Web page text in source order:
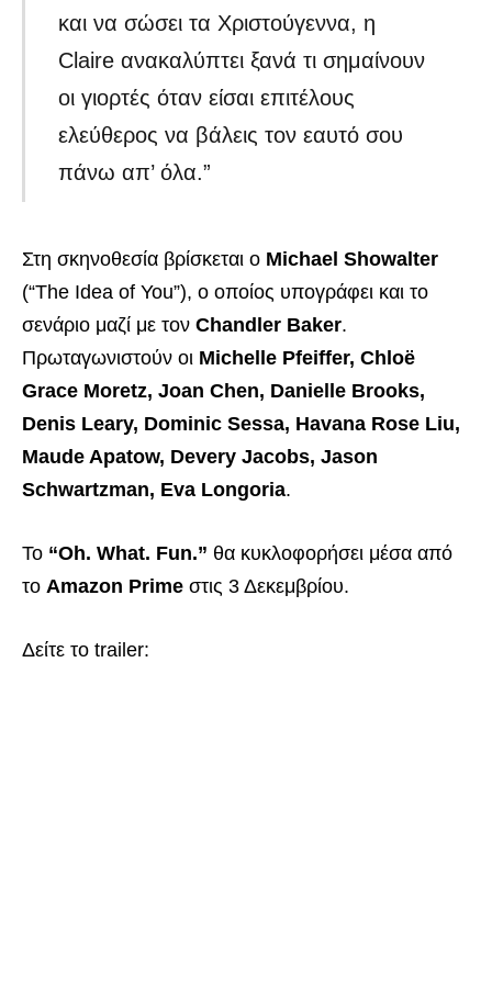
και να σώσει τα Χριστούγεννα, η
Claire ανακαλύπτει ξανά τι σημαίνουν
οι γιορτές όταν είσαι επιτέλους
ελεύθερος να βάλεις τον εαυτό σου
πάνω απ’ όλα.”
Στη σκηνοθεσία βρίσκεται ο Michael Showalter
(“The Idea of You”), ο οποίος υπογράφει και το
σενάριο μαζί με τον Chandler Baker.
Πρωταγωνιστούν οι Michelle Pfeiffer, Chloë
Grace Moretz, Joan Chen, Danielle Brooks,
Denis Leary, Dominic Sessa, Havana Rose Liu,
Maude Apatow, Devery Jacobs, Jason
Schwartzman, Eva Longoria.
Το “Oh. What. Fun.” θα κυκλοφορήσει μέσα από
το Amazon Prime στις 3 Δεκεμβρίου.
Δείτε το trailer: